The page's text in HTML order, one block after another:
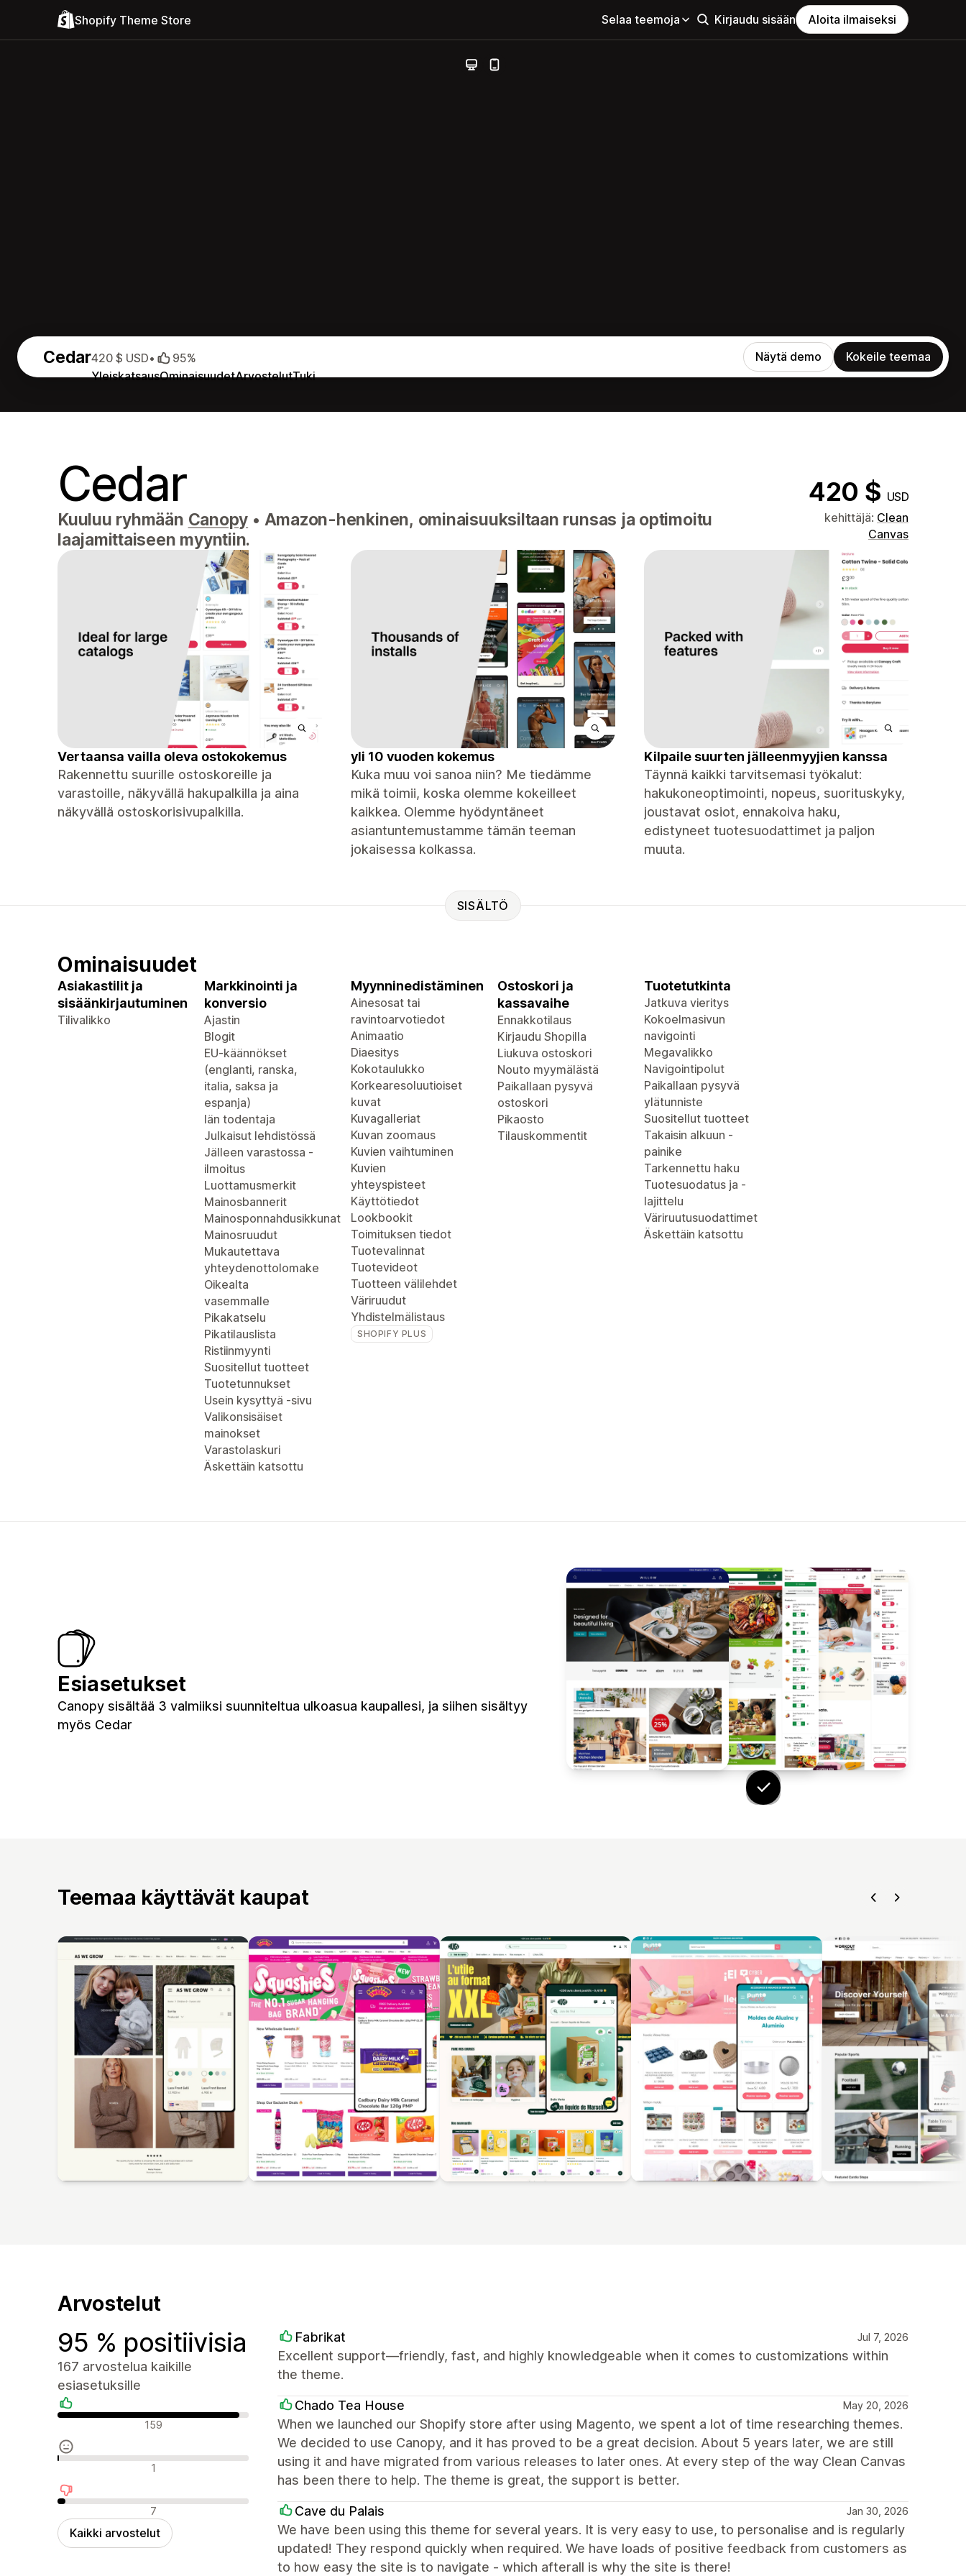
Shopify Theme Store Selaa teemoja Kirjaudu sisään Aloita ilmaiseksi
Cedar
YleiskatsausOminaisuudetArvostelutTuki
420 $ USD• 95% Näytä demo Kokeile teemaa
Cedar 420 $ USD
Kuuluu ryhmään Canopy • Amazon-henkinen, ominaisuuksiltaan runsas ja optimoitu
laajamittaiseen myyntiin.
kehittäjä: Clean
Canvas
Vertaansa vailla oleva ostokokemus
Rakennettu suurille ostoskoreille ja
varastoille, näkyvällä hakupalkilla ja aina
näkyvällä ostoskorisivupalkilla.
yli 10 vuoden kokemus
Kuka muu voi sanoa niin? Me tiedämme
mikä toimii, koska olemme kokeilleet
kaikkea. Olemme hyödyntäneet
asiantuntemustamme tämän teeman
jokaisessa kolkassa.
Kilpaile suurten jälleenmyyjien kanssa
Täynnä kaikki tarvitsemasi työkalut:
hakukoneoptimointi, nopeus, suorituskyky,
joustavat osiot, ennakoiva haku,
edistyneet tuotesuodattimet ja paljon
muuta.
SISÄLTÖ
Ominaisuudet
Asiakastilit ja
sisäänkirjautuminen
Tilivalikko
Markkinointi ja
konversio
Ajastin
Blogit
EU-käännökset
(englanti, ranska,
italia, saksa ja
espanja)
Iän todentaja
Julkaisut lehdistössä
Jälleen varastossa -
ilmoitus
Luottamusmerkit
Mainosbannerit
Mainosponnahdusikkunat
Mainosruudut
Mukautettava
yhteydenottolomake
Oikealta
vasemmalle
Pikakatselu
Pikatilauslista
Ristiinmyynti
Suositellut tuotteet
Tuotetunnukset
Usein kysyttyä -sivu
Valikonsisäiset
mainokset
Varastolaskuri
Äskettäin katsottu
Myynninedistäminen
Ainesosat tai
ravintoarvotiedot
Animaatio
Diaesitys
Kokotaulukko
Korkearesoluutioiset
kuvat
Kuvagalleriat
Kuvan zoomaus
Kuvien vaihtuminen
Kuvien
yhteyspisteet
Käyttötiedot
Lookbookit
Toimituksen tiedot
Tuotevalinnat
Tuotevideot
Tuotteen välilehdet
Väriruudut
Yhdistelmälistaus
SHOPIFY PLUS
Ostoskori ja
kassavaihe
Ennakkotilaus
Kirjaudu Shopilla
Liukuva ostoskori
Nouto myymälästä
Paikallaan pysyvä
ostoskori
Pikaosto
Tilauskommentit
Tuotetutkinta
Jatkuva vieritys
Kokoelmasivun
navigointi
Megavalikko
Navigointipolut
Paikallaan pysyvä
ylätunniste
Suositellut tuotteet
Takaisin alkuun -
painike
Tarkennettu haku
Tuotesuodatus ja -
lajittelu
Väriruutusuodattimet
Äskettäin katsottu
Esiasetukset
Canopy sisältää 3 valmiiksi suunniteltua ulkoasua kaupallesi, ja siihen sisältyy
myös Cedar
Teemaa käyttävät kaupat
Arvostelut
95 % positiivisia
167 arvostelua kaikille
esiasetuksille
Positiiviset arvostelut
159
Neutraalit arvostelut
1
Negatiiviset arvostelut
7
Kaikki arvostelut
Fabrikat Jul 7, 2026
Excellent support—friendly, fast, and highly knowledgeable when it comes to customizations within
the theme.
Chado Tea House May 20, 2026
When we launched our Shopify store after using Magento, we spent a lot of time researching themes.
We decided to use Canopy, and it has proved to be a great decision. About 5 years later, we are still
using it and have migrated from various releases to later ones. At every step of the way Clean Canvas
has been there to help. The theme is great, the support is better.
Cave du Palais Jan 30, 2026
We have been using this theme for several years. It is very easy to use, to personalise and is regularly
updated! They respond quickly when required. We have loads of positive feedback from customers as
to how easy the site is to navigate - which afterall is why the site is there!